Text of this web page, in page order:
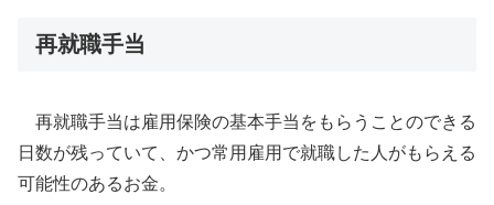
再就職手当
再就職手当は雇用保険の基本手当をもらうことのできる
日数が残っていて、かつ常用雇用で就職した人がもらえる
可能性のあるお金。